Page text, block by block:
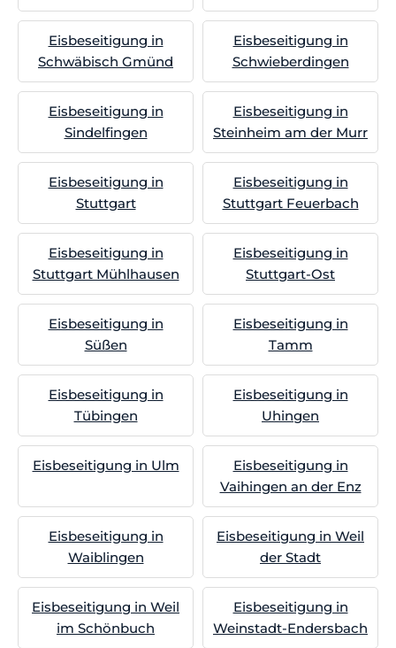
Eisbeseitigung in
Schwäbisch Gmünd
Eisbeseitigung in
Schwieberdingen
Eisbeseitigung in
Sindelfingen
Eisbeseitigung in
Steinheim am der Murr
Eisbeseitigung in
Stuttgart
Eisbeseitigung in
Stuttgart Feuerbach
Eisbeseitigung in
Stuttgart Mühlhausen
Eisbeseitigung in
Stuttgart-Ost
Eisbeseitigung in
Süßen
Eisbeseitigung in
Tamm
Eisbeseitigung in
Tübingen
Eisbeseitigung in
Uhingen
Eisbeseitigung in Ulm
Eisbeseitigung in
Vaihingen an der Enz
Eisbeseitigung in
Waiblingen
Eisbeseitigung in Weil
der Stadt
Eisbeseitigung in Weil
im Schönbuch
Eisbeseitigung in
Weinstadt-Endersbach